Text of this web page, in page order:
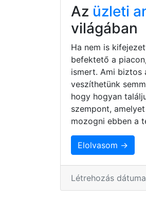
Az üzleti
világában
Ha nem is
befektető a
ismert. Ami biztos
veszíthetünk
hogy hogyan
szempont,
mozogni ebben a
Elolvasom →
Létrehozás